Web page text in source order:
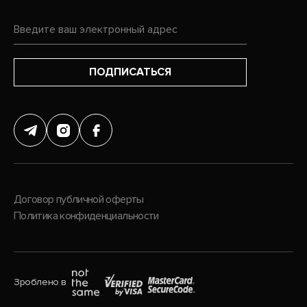
вечеринка. В нашем интернет-магазине в Киеве вы можете купить
Вечерний комбинезон. В нем вы будете неотразимы на любом
празднике, шёлк или бархат, кружевные вставки и отделка
стразами сделают вас неотразимой. Обязательно добавьте
загорелые ноги. Добавьте к летнему комбинезону пиджак — и
готов образ для городских неформальных мероприятий.
загородных летних поездок.
комбинезон, главное условие —это классический стиль и
естественные цвета.
ПОДПИСАТЬСЯ
Договор публичной оферты
Политика конфиденциальности
Зроблено в